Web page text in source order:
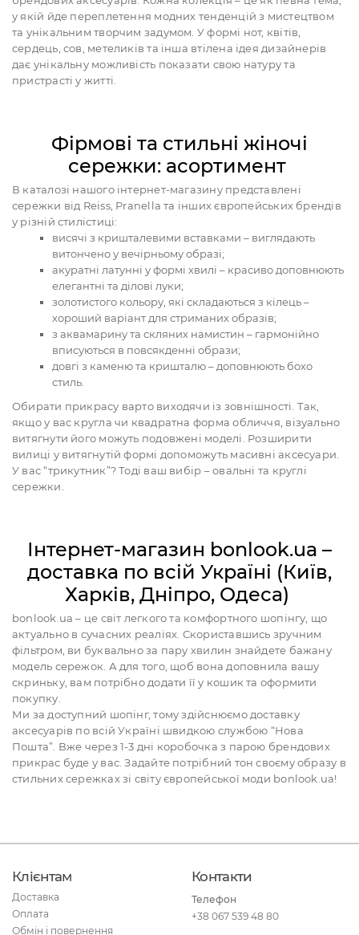
у якій йде переплетення модних тенденцій з мистецтвом
та унікальним творчим задумом. У формі нот, квітів,
сердець, сов, метеликів та інша втілена ідея дизайнерів
дає унікальну можливість показати свою натуру та
пристрасті у житті.
Фірмові та стильні жіночі
сережки: асортимент
В каталозі нашого інтернет-магазину представлені
сережки від Reiss, Pranella та інших європейських брендів
у різній стилістиці:
висячі з кришталевими вставками – виглядають
витончено у вечірньому образі;
акуратні латунні у формі хвилі – красиво доповнюють
елегантні та ділові луки;
золотистого кольору, які складаються з кілець –
хороший варіант для стриманих образів;
з аквамарину та скляних намистин – гармонійно
вписуються в повсякденні образи;
довгі з каменю та кришталю – доповнюють бохо
стиль.
Обирати прикрасу варто виходячи із зовнішності. Так,
якщо у вас кругла чи квадратна форма обличчя, візуально
витягнути його можуть подовжені моделі. Розширити
вилиці у витягнутій формі допоможуть масивні аксесуари.
У вас “трикутник”? Тоді ваш вибір – овальні та круглі
сережки.
Інтернет-магазин bonlook.ua –
доставка по всій Україні (Київ,
Харків, Дніпро, Одеса)
bonlook.ua – це світ легкого та комфортного шопінгу, що
актуально в сучасних реаліях. Скориставшись зручним
фільтром, ви буквально за пару хвилин знайдете бажану
модель сережок. А для того, щоб вона доповнила вашу
скриньку, вам потрібно додати її у кошик та оформити
покупку.
Ми за доступний шопінг, тому здійснюємо доставку
аксесуарів по всій Україні швидкою службою “Нова
Пошта”. Вже через 1-3 дні коробочка з парою брендових
прикрас буде у вас. Задайте потрібний тон своєму образу в
стильних сережках зі світу європейської моди bonlook.ua!
Клієнтам
Доставка
Оплата
Обмін і повернення
Контакти
Телефон
+38 067 539 48 80